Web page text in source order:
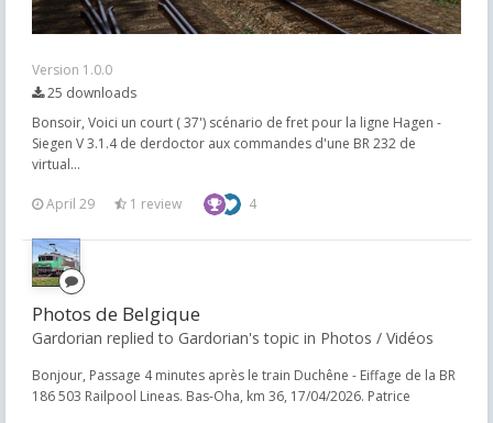
Version 1.0.0
25 downloads
Bonsoir, Voici un court ( 37') scénario de fret pour la ligne Hagen -
Siegen V 3.1.4 de derdoctor aux commandes d'une BR 232 de
virtual...
April 29 1 review 4
Photos de Belgique
Gardorian replied to Gardorian's topic in Photos / Vidéos
Bonjour, Passage 4 minutes après le train Duchêne - Eiffage de la BR
186 503 Railpool Lineas. Bas-Oha, km 36, 17/04/2026. Patrice